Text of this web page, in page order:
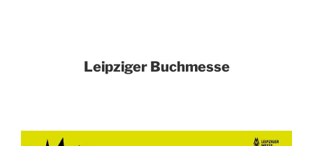
Leipziger Buchmesse